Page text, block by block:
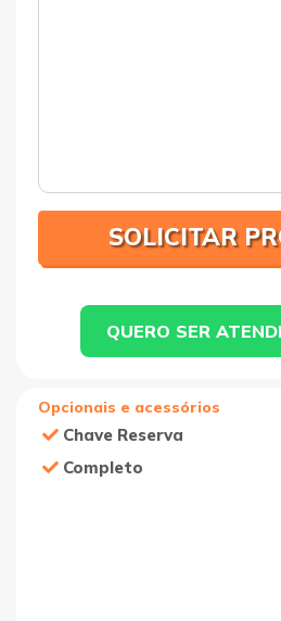
QUERO SER
Opcionais e acessórios
Chave Reserva
Completo